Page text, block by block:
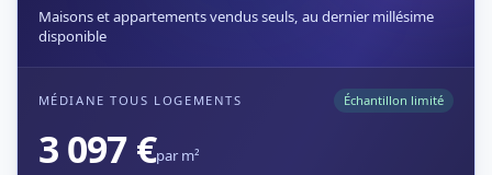
Maisons et appartements vendus seuls, au dernier millésime
disponible
MÉDIANE TOUS LOGEMENTS Échantillon limité
3 097 €par m²